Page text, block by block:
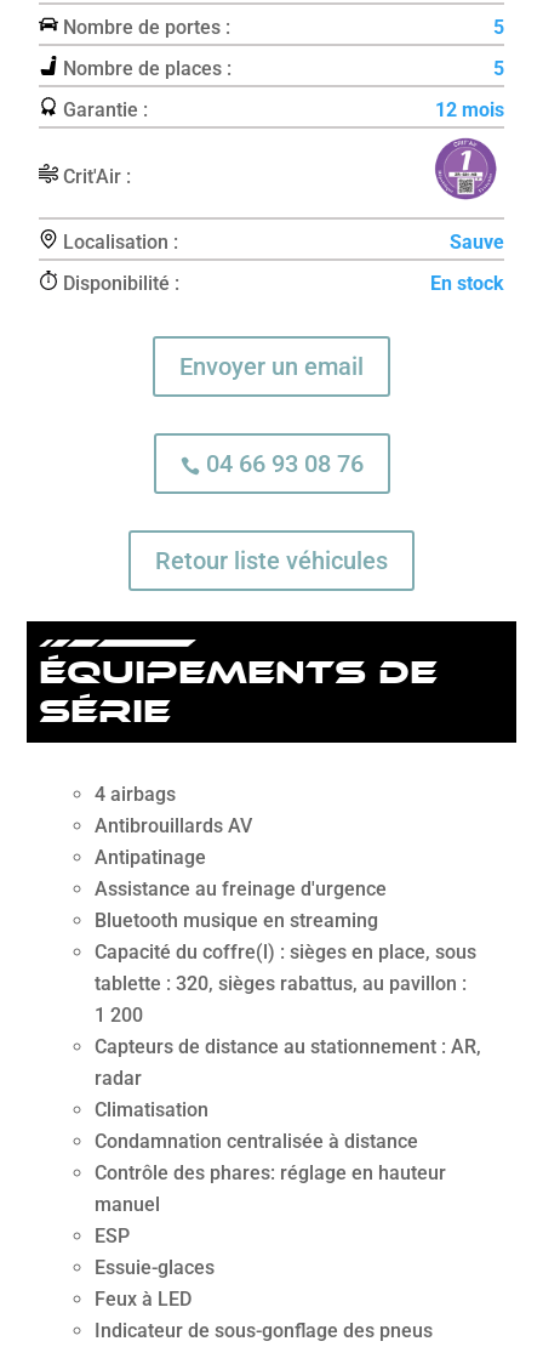
Nombre de portes :
5
Nombre de places :
5
Garantie :
12 mois
Crit'Air :
Localisation :
Sauve
Disponibilité :
En stock
Envoyer un email
04 66 93 08 76
Retour liste véhicules
équipements de
série
4 airbags
Antibrouillards AV
Antipatinage
Assistance au freinage d'urgence
Bluetooth musique en streaming
Capacité du coffre(l) : sièges en place, sous
tablette : 320, sièges rabattus, au pavillon :
1 200
Capteurs de distance au stationnement : AR,
radar
Climatisation
Condamnation centralisée à distance
Contrôle des phares: réglage en hauteur
manuel
ESP
Essuie-glaces
Feux à LED
Indicateur de sous-gonflage des pneus